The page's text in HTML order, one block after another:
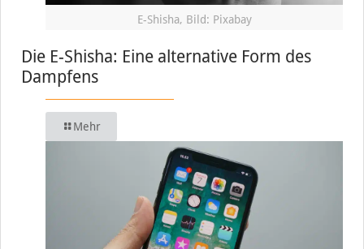
E-Shisha, Bild: Pixabay
Die E-Shisha: Eine alternative Form des
Dampfens
Mehr